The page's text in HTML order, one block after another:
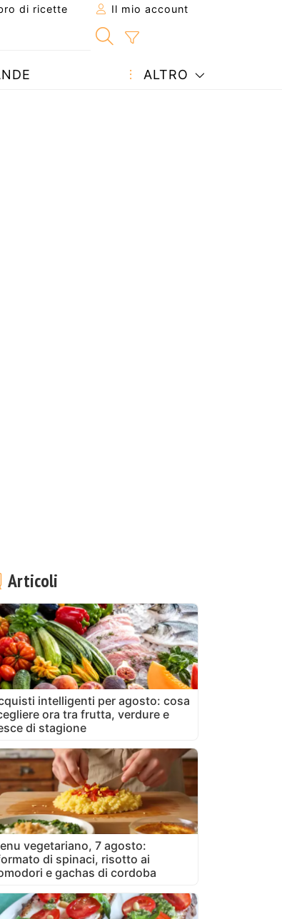
di ricette Il mio account
ALTRO
Articoli
intelligenti per agosto: cosa
ora tra frutta, verdure e
di stagione
vegetariano, 7 agosto:
di spinaci, risotto ai
e gachas di cordoba